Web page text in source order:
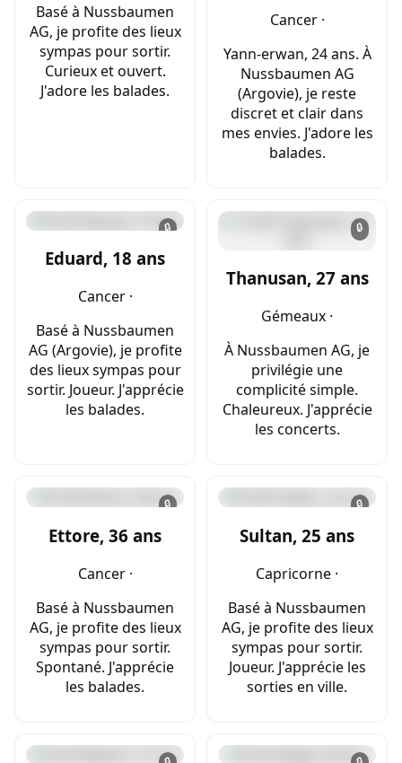
Basé à Nussbaumen
AG, je profite des lieux
sympas pour sortir.
Curieux et ouvert.
J'adore les balades.
Cancer ·
Yann-erwan, 24 ans. À
Nussbaumen AG
(Argovie), je reste
discret et clair dans
mes envies. J'adore les
balades.
🔒
Eduard, 18 ans
Cancer ·
Basé à Nussbaumen
AG (Argovie), je profite
des lieux sympas pour
sortir. Joueur. J'apprécie
les balades.
🔒
Thanusan, 27 ans
Gémeaux ·
À Nussbaumen AG, je
privilégie une
complicité simple.
Chaleureux. J'apprécie
les concerts.
🔒
Ettore, 36 ans
Cancer ·
Basé à Nussbaumen
AG, je profite des lieux
sympas pour sortir.
Spontané. J'apprécie
les balades.
🔒
Sultan, 25 ans
Capricorne ·
Basé à Nussbaumen
AG, je profite des lieux
sympas pour sortir.
Joueur. J'apprécie les
sorties en ville.